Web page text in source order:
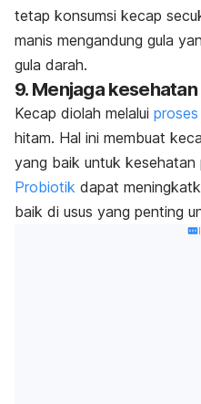
tetap konsumsi kecap
manis mengandung gula
gula darah.
9. Menjaga
Kecap diolah melalui
hitam. Hal ini membuat
yang baik untuk kesehatan
Probiotik dapat
baik di usus yang penting